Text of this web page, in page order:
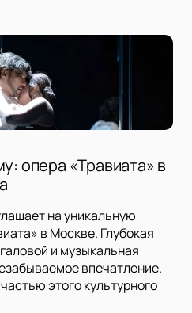
опера «Травиата» в
на уникальную
в Москве. Глубокая
и музыкальная
впечатление.
этого культурного